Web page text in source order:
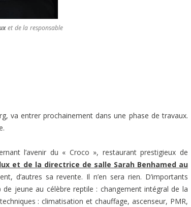
et de la responsable
va entrer prochainement dans une phase de travaux.
l’avenir du « Croco », restaurant prestigieux de
et de la directrice de salle Sarah Benhamed au
d’autres sa revente. Il n’en sera rien. D’importants
jeune au célèbre reptile : changement intégral de la
: climatisation et chauffage, ascenseur, PMR,